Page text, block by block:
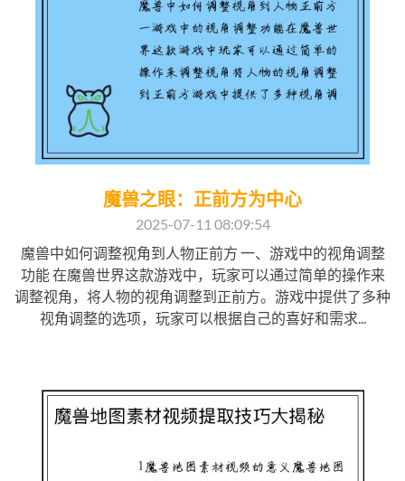
魔兽之眼：正前方为中心
2025-07-11 08:09:54
魔兽中如何调整视角到人物正前方 一、游戏中的视角调整
功能 在魔兽世界这款游戏中，玩家可以通过简单的操作来
调整视角，将人物的视角调整到正前方。游戏中提供了多种
视角调整的选项，玩家可以根据自己的喜好和需求...